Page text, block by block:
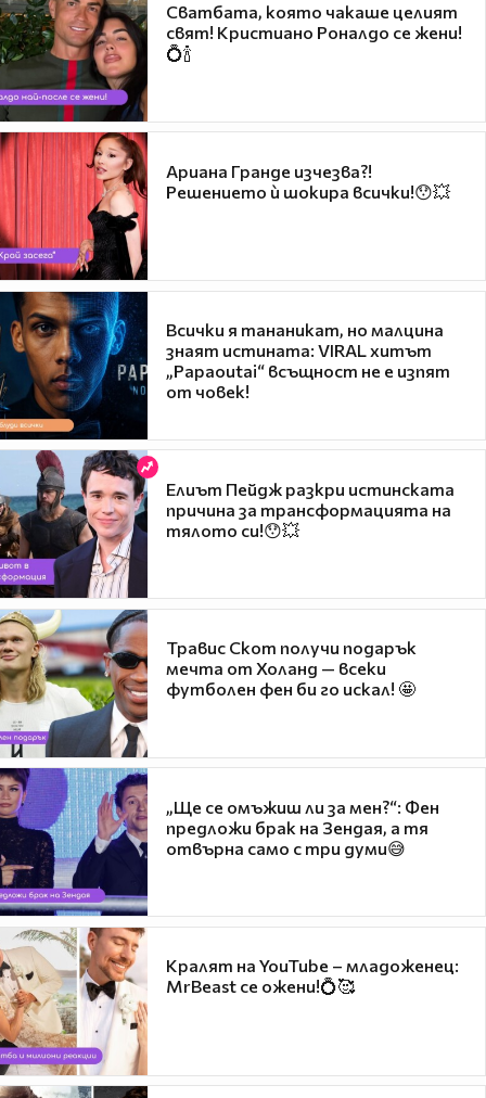
Сватбата, която чакаше целият
свят! Кристиано Роналдо се жени!
💍🍾
Ариана Гранде изчезва?!
Решението ѝ шокира всички!😯💥
Всички я тананикат, но малцина
знаят истината: VIRAL хитът
„Papaoutai“ всъщност не е изпят
от човек!
Елиът Пейдж разкри истинската
причина за трансформацията на
тялото си!😯💥
Травис Скот получи подарък
мечта от Холанд — всеки
футболен фен би го искал! 🤩
„Ще се омъжиш ли за мен?“: Фен
предложи брак на Зендая, а тя
отвърна само с три думи😅
Кралят на YouTube – младоженец:
MrBeast се ожени!💍🥰